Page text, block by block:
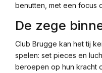
benutten, met een focus
De zege
Club Brugge kan het tij
spelen: set pieces en
beroepen op hun kracht